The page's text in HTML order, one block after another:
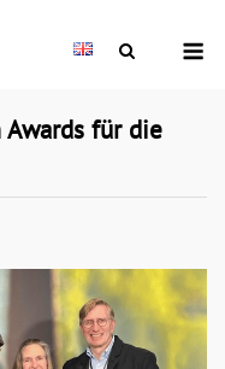
für die